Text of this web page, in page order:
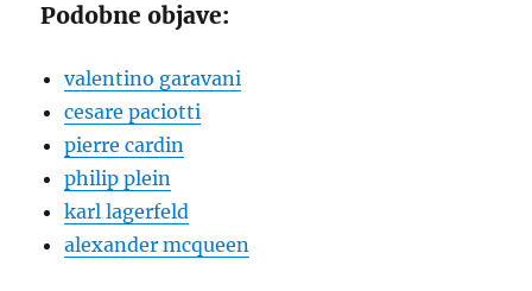
Podobne objave:
valentino garavani
cesare paciotti
pierre cardin
philip plein
karl lagerfeld
alexander mcqueen